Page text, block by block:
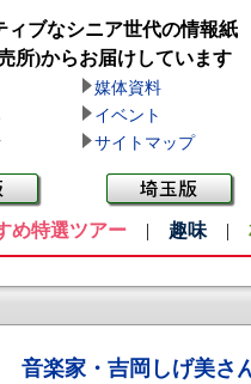
ィブなシニア世代の情報紙
所)からお届けしています
媒体資料
イベント
サイトマップ
め特選ツアー | 趣味 |
音楽家・吉岡しげ美さ